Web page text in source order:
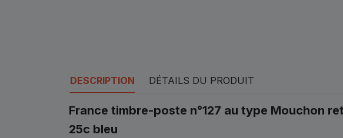
DESCRIPTION DÉTAILS DU PRODUIT
France timbre-poste n°127 au type Mouchon
25c bleu